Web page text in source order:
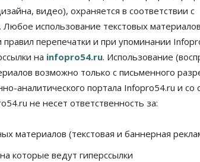
видео), охраняется в соответствии с
использование текстовых
перепечатки и при упоминании
на infopro54.ru. Использование
возможно только с письменного
аналитического портала Infopro54.ru и со
не несет ответственность за:
материалов (текстовая и баннерная
которые ведут гиперссылки